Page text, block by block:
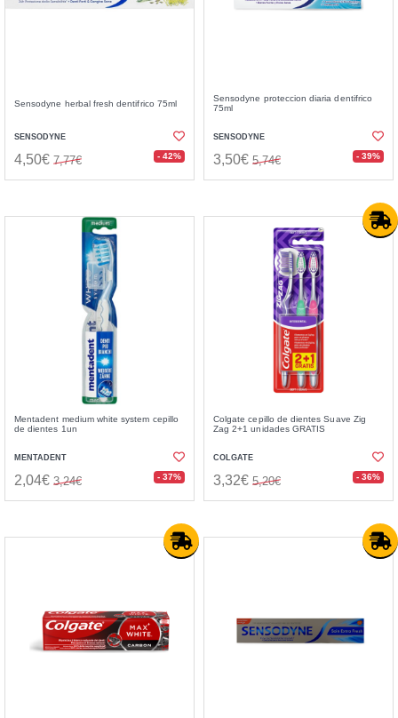
Sensodyne herbal fresh dentifrico 75ml
SENSODYNE
4,50€ 7,77€ - 42%
Sensodyne proteccion diaria dentifrico
75ml
SENSODYNE
3,50€ 5,74€ - 39%
Mentadent medium white system cepillo
de dientes 1un
MENTADENT
2,04€ 3,24€ - 37%
Colgate cepillo de dientes Suave Zig
Zag 2+1 unidades GRATIS
COLGATE
3,32€ 5,20€ - 36%